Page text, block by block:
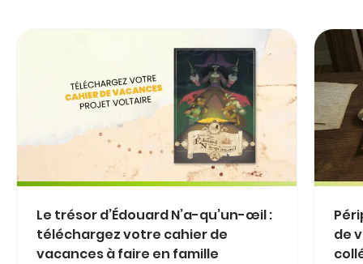
Le trésor d’Édouard N’a-qu’un-œil :
téléchargez votre cahier de
vacances à faire en famille
de